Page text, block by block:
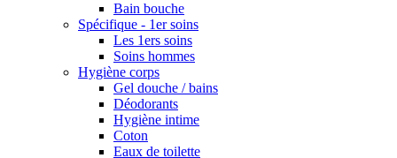
Bain bouche
Spécifique - 1er soins
Les 1ers soins
Soins hommes
Hygiène corps
Gel douche / bains
Déodorants
Hygiène intime
Coton
Eaux de toilette